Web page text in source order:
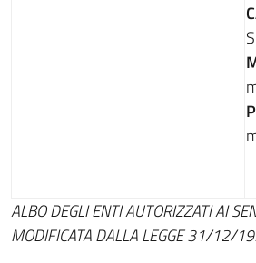
ALBO DEGLI ENTI AUTORIZZATI AI
MODIFICATA DALLA LEGGE 31/12/